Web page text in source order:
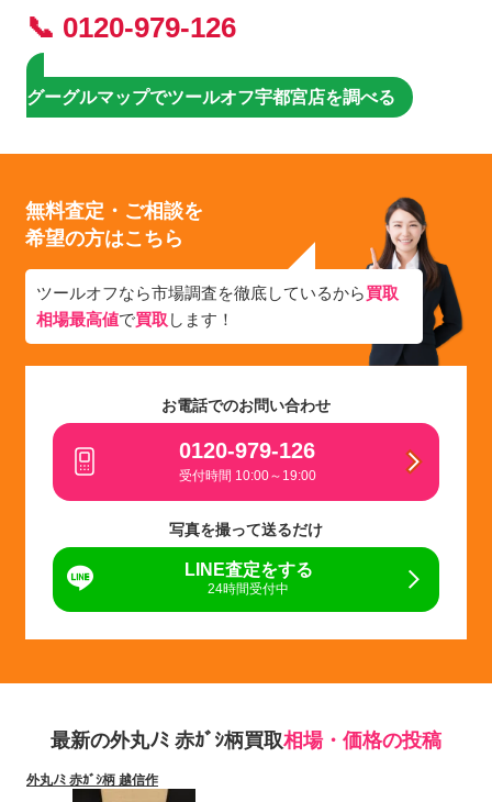
📞 0120-979-126
グーグルマップでツールオフ宇都宮店を調べる
無料査定・ご相談を
希望の方はこちら
ツールオフなら市場調査を徹底しているから買取
相場最高値で買取 します！
お電話でのお問い合わせ
0120-979-126
受付時間 10:00～19:00
写真を撮って送るだけ
LINE査定をする
24時間受付中
最新の外丸ﾉﾐ 赤ｶﾞｼ柄買取相場・価格の投稿
外丸ﾉﾐ 赤ｶﾞｼ柄 越信作